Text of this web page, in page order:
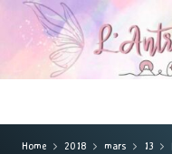
Home 2018 mars 13